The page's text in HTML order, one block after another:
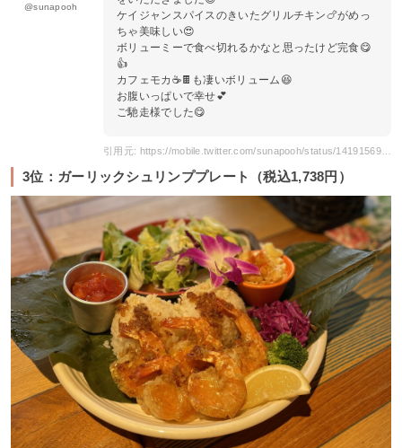
@sunapooh
ケイジャンスパイスのきいたグリルチキン🍗がめっ
ちゃ美味しい😍
ボリューミーで食べ切れるかなと思ったけど完食😋
👍
カフェモカ☕️🍫も凄いボリューム😆
お腹いっぱいで幸せ💕
ご馳走様でした😋
引用元: https://mobile.twitter.com/sunapooh/status/1419156946012147716
3位：ガーリックシュリンププレート（税込1,738円）